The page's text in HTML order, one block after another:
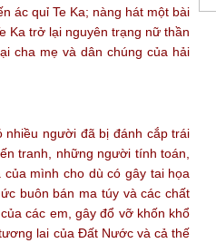
ác quỉ Te Ka; nàng hát một bài
Ka trở lại nguyên trạng nữ thần
cha mẹ và dân chúng của hải
nhiều người đã bị đánh cắp trái
tranh, những người tính toán,
mình cho dù có gây tai họa
buôn bán ma túy và các chất
các em, gây đổ vỡ khốn khổ
lai của Đất Nước và cả thế